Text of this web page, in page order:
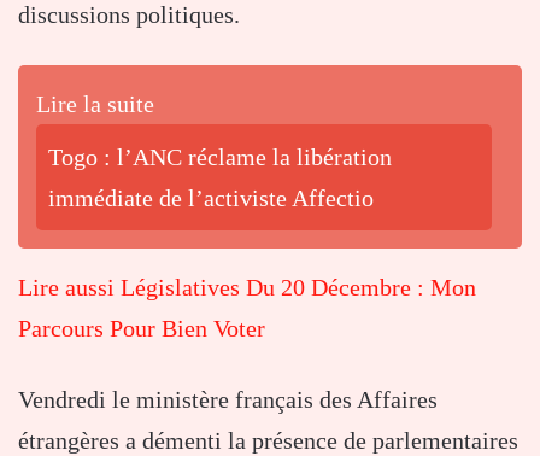
discussions politiques.
Lire la suite
Togo : l’ANC réclame la libération
immédiate de l’activiste Affectio
Lire aussi Législatives Du 20 Décembre : Mon
Parcours Pour Bien Voter
Vendredi le ministère français des Affaires
étrangères a démenti la présence de parlementaires